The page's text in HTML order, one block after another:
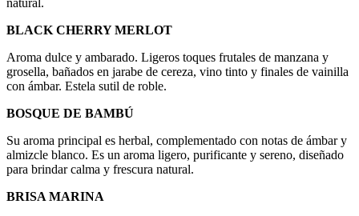
natural.
BLACK CHERRY MERLOT
Aroma dulce y ambarado. Ligeros toques frutales de manzana y
grosella, bañados en jarabe de cereza, vino tinto y finales de vainilla
con ámbar. Estela sutil de roble.
BOSQUE DE BAMBÚ
Su aroma principal es herbal, complementado con notas de ámbar y
almizcle blanco. Es un aroma ligero, purificante y sereno, diseñado
para brindar calma y frescura natural.
BRISA MARINA